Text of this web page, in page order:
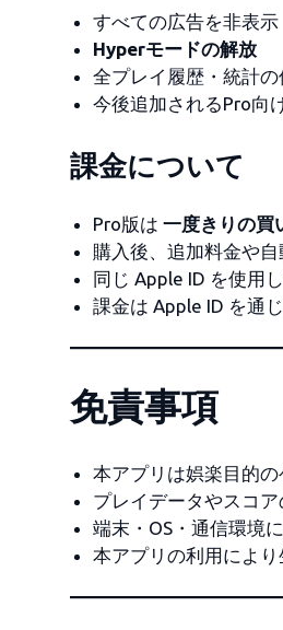
すべての広告を非表示
Hyperモードの解放
全プレイ履歴・統計の
今後追加されるPro向
課金について
Pro版は一度きりの買
購入後、追加料金や
同じ Apple ID を使用
課金は Apple ID を通
免責事項
本アプリは娯楽目的
プレイデータやスコ
端末・OS・通信環境
本アプリの利用によ